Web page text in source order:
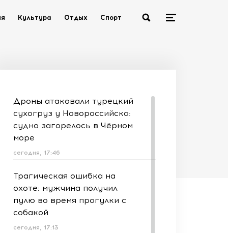
Культура Отдых Спорт
Дроны атаковали турецкий
сухогруз у Новороссийска:
судно загорелось в Чёрном
море
сегодня, 17:46
Трагическая ошибка на
охоте: мужчина получил
пулю во время прогулки с
собакой
сегодня, 17:13